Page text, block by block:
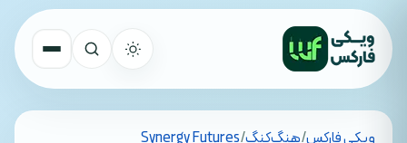
تمام کشورهاویکی فارکس/هنگ‌کنگ/
Synergy Futures